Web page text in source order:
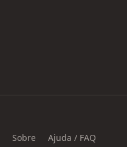
Sobre Ajuda / FAQ